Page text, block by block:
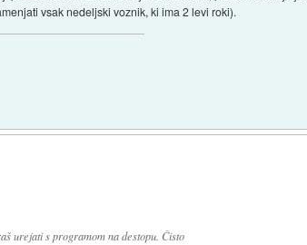
vsak nedeljski voznik, ki ima 2 levi roki).
urejati s programom na destopu. Čisto